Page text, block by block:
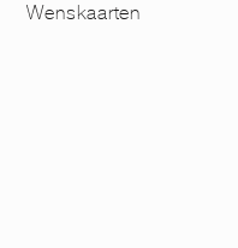
Wenskaarten